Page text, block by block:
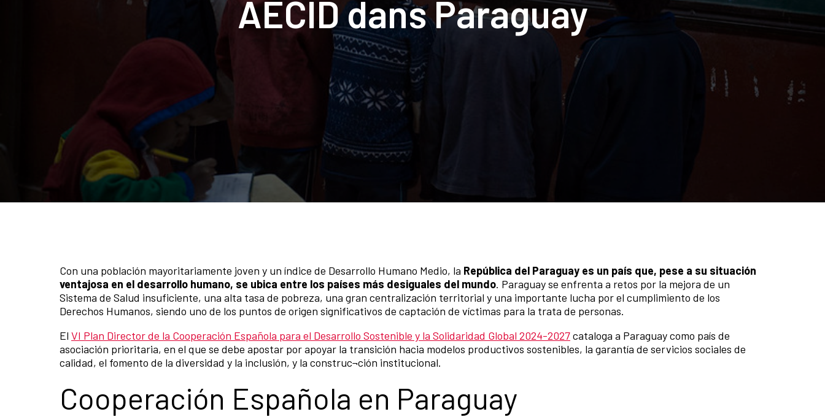
AECID dans Paraguay
Con una población mayoritariamente joven y un índice de Desarrollo Humano Medio, la República del Paraguay es un país que, pese a su situación
ventajosa en el desarrollo humano, se ubica entre los países más desiguales del mundo. Paraguay se enfrenta a retos por la mejora de un
Sistema de Salud insuficiente, una alta tasa de pobreza, una gran centralización territorial y una importante lucha por el cumplimiento de los
Derechos Humanos, siendo uno de los puntos de origen significativos de captación de víctimas para la trata de personas.
El VI Plan Director de la Cooperación Española para el Desarrollo Sostenible y la Solidaridad Global 2024-2027cataloga a Paraguay como país de
asociación prioritaria, en el que se debe apostar por apoyar la transición hacia modelos productivos sostenibles, la garantía de servicios sociales de
calidad, el fomento de la diversidad y la inclusión, y la construc¬ción institucional.
Cooperación Española en Paraguay